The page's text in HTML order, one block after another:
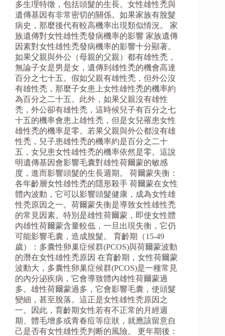
多生理特徵，包括頭髮的生長。女性雄性禿與
遺傳基因有非常密切的關係。如果家族有脫髮
病史，那麼後代有較高機率出現類似情況。 家
族遺傳對女性雄性禿發病機率的影響 家族遺傳
因素對女性雄性禿發病機率的影響十分顯著。
如果父親與外公（母親的父親）都有雄性禿，
無論子女是男是女，遺傳到雄性禿的機會高達
百分之七十五。假如父親有雄性禿，但外公沒
有雄性禿，那麼子女患上女性雄性禿的機率約
為百分之二十五。此外，如果父親沒有雄性
禿，外公卻有雄性禿，這時候兒子有百分之七
十五的機率會患上雄性禿，但是女兒罹患女性
雄性禿的機率是零。若果父親與外公都沒有雄
性禿，兒子患雄性禿的機率約是百分之二十
五，女兒患女性雄性禿的機率依然是零。這說
明遺傳基因會影響毛囊對雄性荷爾蒙的敏感
度，進而影響頭髮的生長週期。 荷爾蒙失衡：
各年齡層女性雄性禿的隱形殺手 荷爾蒙在女性
體內波動，它可以影響頭髮健康，成為女性雄
性秃原因之一。荷爾蒙失衡是導致女性雄性禿
的常見因素。特別是雄性荷爾蒙，即使女性體
內雄性荷爾蒙含量較低，一旦出現失衡，它仍
可能影響毛囊，造成脫髮。 育齡期（15-49
歲）：多囊性卵巢症候群(PCOS)與荷爾蒙波動
的潛在女性雄性禿原因 在育齡期，女性荷爾蒙
波動大，多囊性卵巢症候群(PCOS)是一種常見
的內分泌疾病，它會導致體內雄性荷爾蒙過
多。雄性荷爾蒙過多，它會影響毛囊，使頭髮
變細，甚至脫落。這正是女性雄性秃原因之
一。因此，育齡期女性若有不正常的月經週
期、體毛增多或青春痘等症狀，就應該留意自
己是否有女性雄性秃判断的風險。 更年期後：